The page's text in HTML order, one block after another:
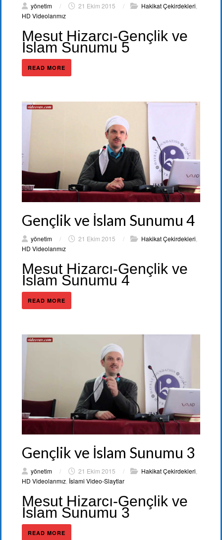
yönetim / 21 Ekim 2015 / Hakikat Çekirdekleri,
HD Videolarımız
Mesut Hizarcı-Gençlik ve
İslam Sunumu 5
READ MORE
Gençlik ve İslam Sunumu 4
yönetim / 21 Ekim 2015 / Hakikat Çekirdekleri
HD Videolarımız
Mesut Hizarcı-Gençlik ve
İslam Sunumu 4
READ MORE
Gençlik ve İslam Sunumu 3
yönetim / 21 Ekim 2015 / Hakikat Çekirdekleri
HD Videolarımız İslami Video-Slaytlar
Mesut Hizarcı-Gençlik ve
İslam Sunumu 3
READ MORE